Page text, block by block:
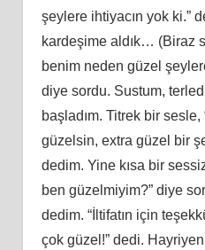
şeylere ihtiyacın yok ki.”
kardeşime aldık… (Biraz
benim neden güzel
diye sordu. Sustum,
başladım. Titrek bir
güzelsin, extra güzel bir
dedim. Yine kısa bir
ben güzelmiyim?” diye
dedim. “İltifatın için
çok güzel!” dedi.